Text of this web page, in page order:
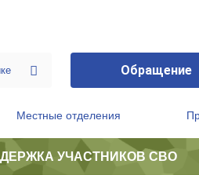
Обращение
Местные отделения
УЧАСТНИКОВ СВО